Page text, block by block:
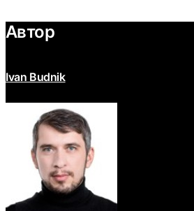
Автор
Ivan Budnik